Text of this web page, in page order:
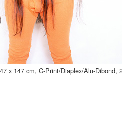
x 147 cm, C-Print/Diaplex/Alu-Dibond,